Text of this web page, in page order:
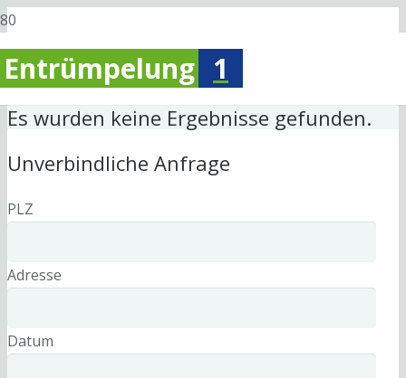
Entrümpelung 1
Es wurden keine Ergebnisse gefunden.
Unverbindliche Anfrage
PLZ
Adresse
Datum